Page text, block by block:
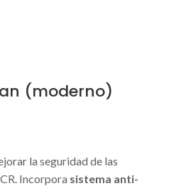
(moderno)
la seguridad de las
Incorpora sistema anti-